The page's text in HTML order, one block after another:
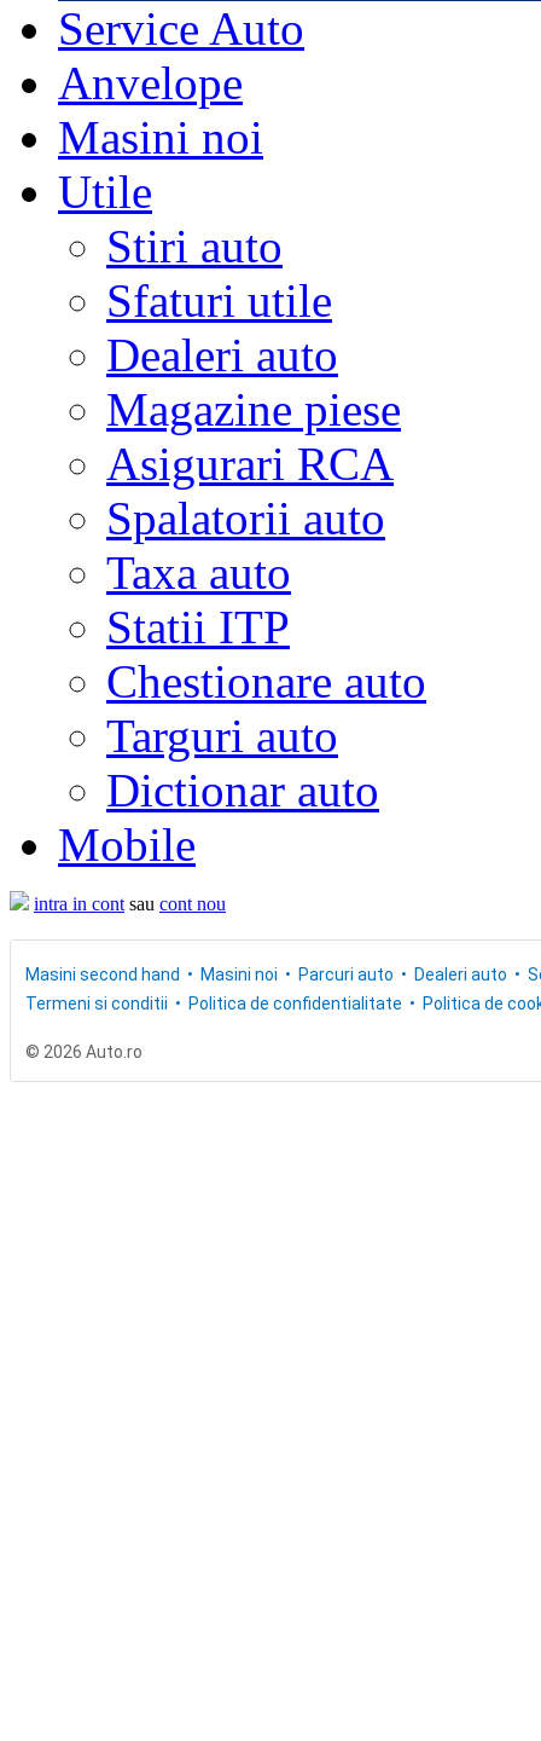
Service Auto
Anvelope
Masini noi
Utile
Stiri auto
Sfaturi utile
Dealeri auto
Magazine piese
Asigurari RCA
Spalatorii auto
Taxa auto
Statii ITP
Chestionare auto
Targuri auto
Dictionar auto
Mobile
intra in cont sau cont nou
Masini second hand Masini noi Parcuri auto Dealeri auto
Termeni si conditii
Politica de confidentialitate Politica de
© 2026 Auto.ro